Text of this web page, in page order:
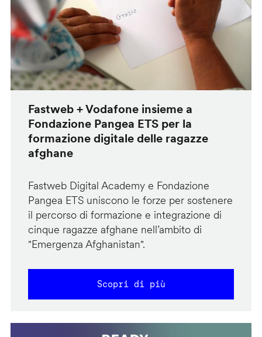
Fastweb + Vodafone insieme a
Fondazione Pangea ETS per la
formazione digitale delle ragazze
afghane
Fastweb Digital Academy e Fondazione
Pangea ETS uniscono le forze per sostenere
il percorso di formazione e integrazione di
cinque ragazze afghane nell’ambito di
"Emergenza Afghanistan".
Scopri di più